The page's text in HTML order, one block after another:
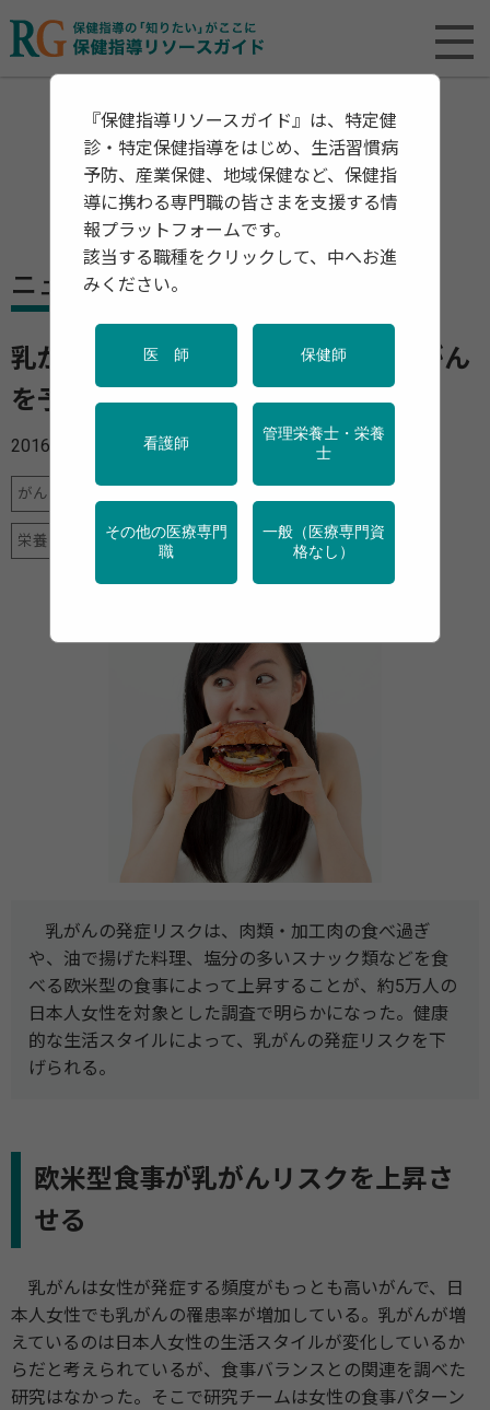
ニュース
乳がんの原因は｢欧米型食事｣? 乳がん
を予防するための生活スタイル
2016年05月11日
がん
栄養 特定保健指導 産業保健 禁煙 運動
乳がんの発症リスクは、肉類・加工肉の食べ過ぎ
や、油で揚げた料理、塩分の多いスナック類などを食
べる欧米型の食事によって上昇することが、約5万人の
日本人女性を対象とした調査で明らかになった。健康
的な生活スタイルによって、乳がんの発症リスクを下
げられる。
欧米型食事が乳がんリスクを上昇さ
せる
乳がんは女性が発症する頻度がもっとも高いがんで、日
本人女性でも乳がんの罹患率が増加している。乳がんが増
えているのは日本人女性の生活スタイルが変化しているか
らだと考えられているが、食事バランスとの関連を調べた
研究はなかった。そこで研究チームは女性の食事パターン
『保健指導リソースガイド』は、特定健
診・特定保健指導をはじめ、生活習慣病
予防、産業保健、地域保健など、保健指
導に携わる専門職の皆さまを支援する情
報プラットフォームです。
該当する職種をクリックして、中へお進
みください。
医 師 保健師
看護師
管理栄養士・栄養
士
その他の医療専門
職
一般（医療専門資
格なし）